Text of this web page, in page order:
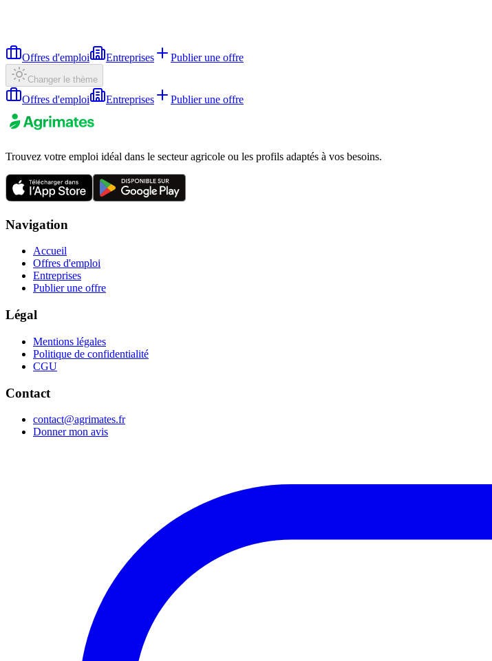
Offres d'emploi Entreprises Publier une offre
Changer le thème
Offres d'emploi Entreprises Publier une offre
Trouvez votre emploi idéal dans le secteur agricole ou les profils adaptés à vos besoins.
Navigation
Accueil
Offres d'emploi
Entreprises
Publier une offre
Légal
Mentions légales
Politique de confidentialité
CGU
Contact
contact@agrimates.fr
Donner mon avis